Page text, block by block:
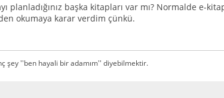
planladığınız başka kitapları var mı? Normalde e-
okumaya karar verdim çünkü.
şey ''ben hayali bir adamım'' diyebilmektir.